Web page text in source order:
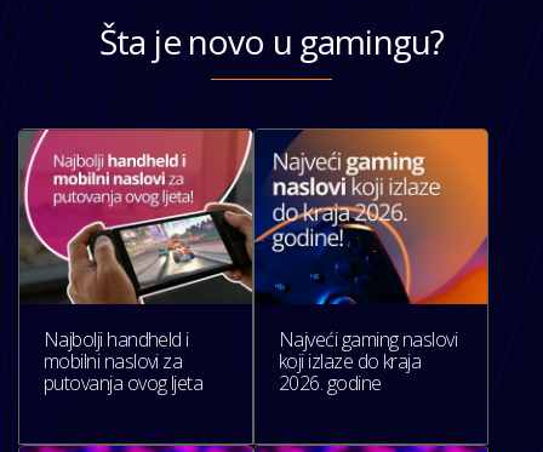
Šta je novo u gamingu?
Najbolji handheld i
mobilni naslovi za
putovanja ovog ljeta
Najveći gaming naslovi
koji izlaze do kraja
2026. godine